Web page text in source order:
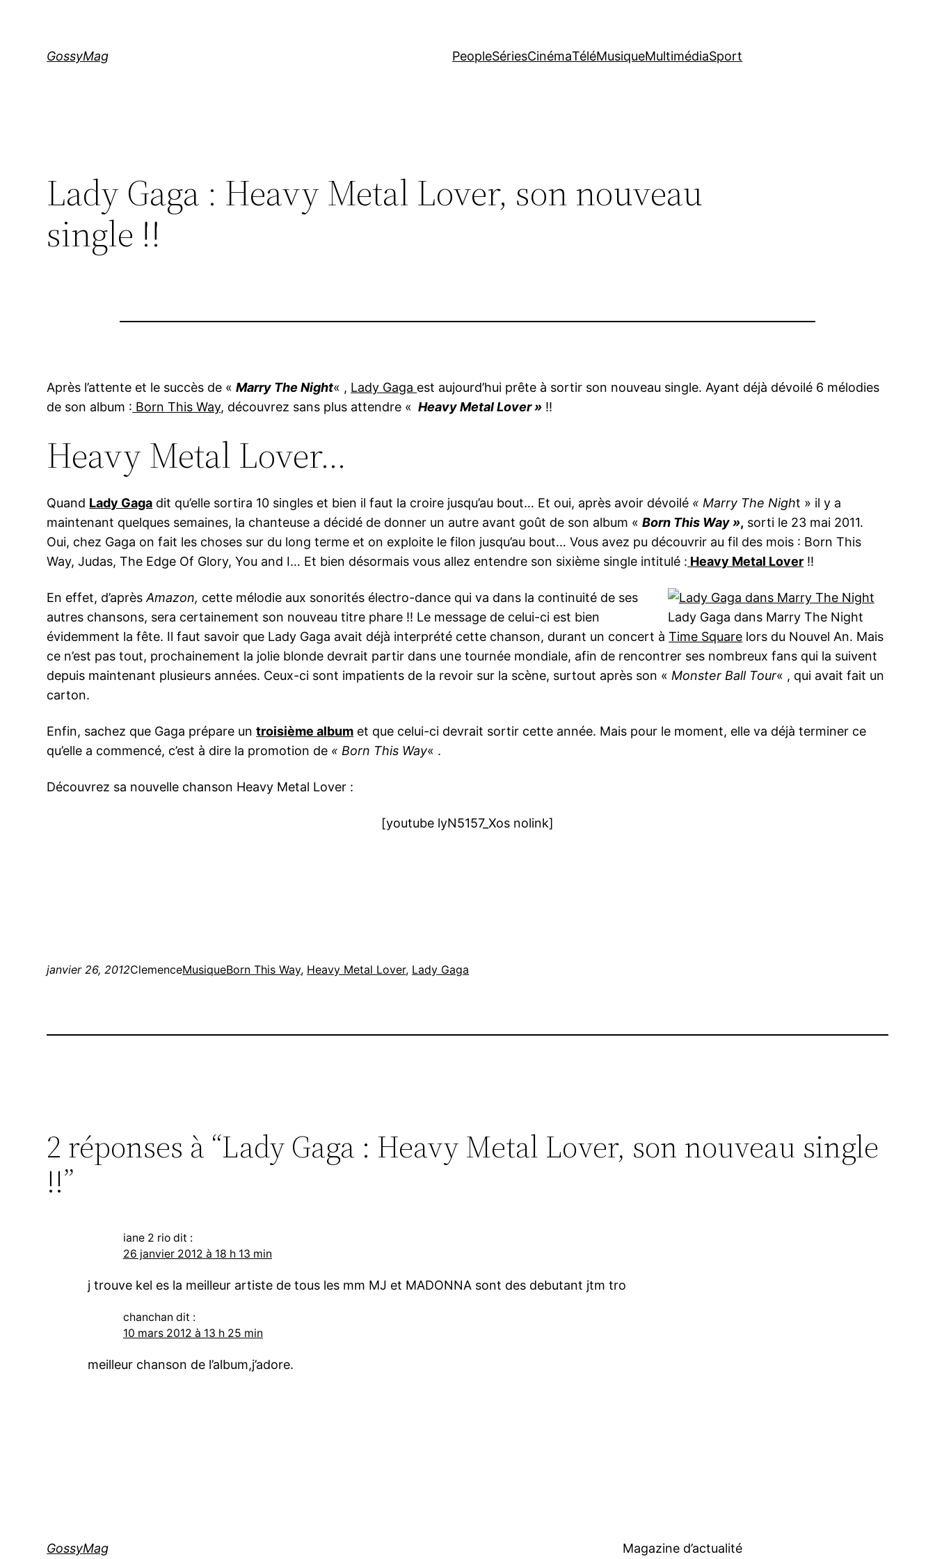
GossyMag PeopleSériesCinémaTéléMusiqueMultimédiaSport
Lady Gaga : Heavy Metal Lover, son nouveau
single !!
Après l’attente et le succès de «Marry The Night« , Lady Gaga est aujourd’hui prête à sortir son nouveau single. Ayant déjà dévoilé 6 mélodies
de son album : Born This Way, découvrez sans plus attendre « Heavy Metal Lover » !!
Heavy Metal Lover…
Quand Lady Gaga dit qu’elle sortira 10 singles et bien il faut la croire jusqu’au bout… Et oui, après avoir dévoilé « Marry The Night » il y a
maintenant quelques semaines, la chanteuse a décidé de donner un autre avant goût de son album «Born This Way », sorti le 23 mai 2011.
Oui, chez Gaga on fait les choses sur du long terme et on exploite le filon jusqu’au bout… Vous avez pu découvrir au fil des mois : Born This
Way, Judas, The Edge Of Glory, You and I… Et bien désormais vous allez entendre son sixième single intitulé : Heavy Metal Lover !!
Lady Gaga dans Marry The Night
En effet, d’aprèsAmazon, cette mélodie aux sonorités électro-dance qui va dans la continuité de ses
autres chansons, sera certainement son nouveau titre phare !! Le message de celui-ci est bien
évidemment la fête. Il faut savoir que Lady Gaga avait déjà interprété cette chanson, durant un concert àTime Square lors du Nouvel An. Mais
ce n’est pas tout, prochainement la jolie blonde devrait partir dans une tournée mondiale, afin de rencontrer ses nombreux fans qui la suivent
depuis maintenant plusieurs années. Ceux-ci sont impatients de la revoir sur la scène, surtout après son « Monster Ball Tour« , qui avait fait un
carton.
Enfin, sachez que Gaga prépare untroisième album et que celui-ci devrait sortir cette année. Mais pour le moment, elle va déjà terminer ce
qu’elle a commencé, c’est à dire la promotion de « Born This Way« .
Découvrez sa nouvelle chanson Heavy Metal Lover :
[youtube lyN5157_Xos nolink]
janvier 26, 2012ClemenceMusiqueBorn This Way, Heavy Metal Lover, Lady Gaga
2 réponses à “Lady Gaga : Heavy Metal Lover, son nouveau single
!!”
iane 2 rio dit :
26 janvier 2012 à 18 h 13 min
j trouve kel es la meilleur artiste de tous les mm MJ et MADONNA sont des debutant jtm tro
chanchan dit :
10 mars 2012 à 13 h 25 min
meilleur chanson de l’album,j’adore.
GossyMag Magazine d’actualité